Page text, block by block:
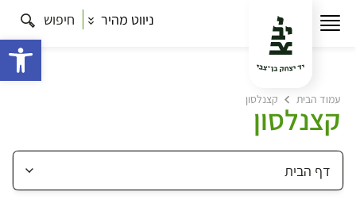
ניווט מהיר חיפוש
עמוד הבית קצנלסון
קצנלסון